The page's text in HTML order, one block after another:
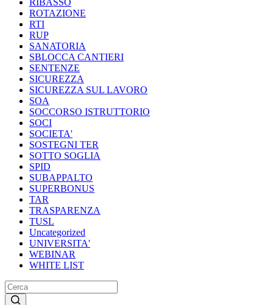
RIBASSO
ROTAZIONE
RTI
RUP
SANATORIA
SBLOCCA CANTIERI
SENTENZE
SICUREZZA
SICUREZZA SUL LAVORO
SOA
SOCCORSO ISTRUTTORIO
SOCI
SOCIETA'
SOSTEGNI TER
SOTTO SOGLIA
SPID
SUBAPPALTO
SUPERBONUS
TAR
TRASPARENZA
TUSL
Uncategorized
UNIVERSITA'
WEBINAR
WHITE LIST